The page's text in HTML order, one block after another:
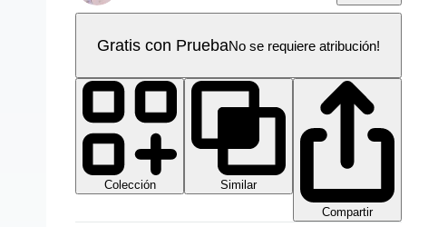
Gratis con PruebaNo se requiere atribución!
Colección
Similar
Compartir